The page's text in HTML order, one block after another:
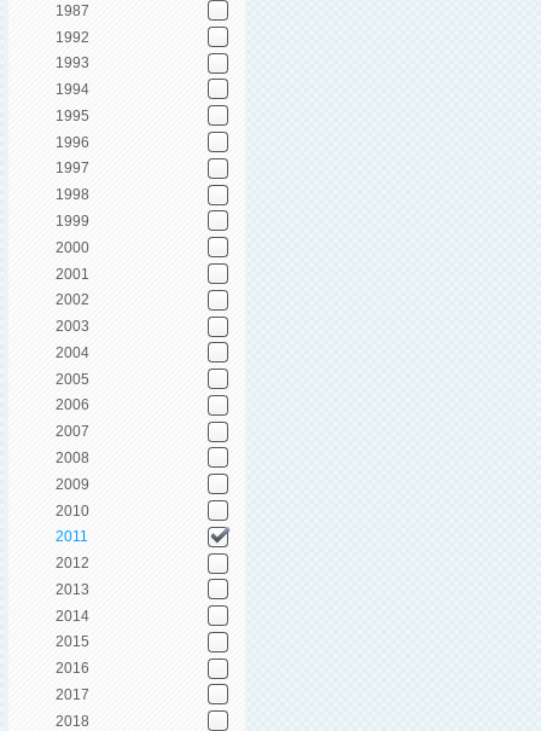
1987
1992
1993
1994
1995
1996
1997
1998
1999
2000
2001
2002
2003
2004
2005
2006
2007
2008
2009
2010
2011
2012
2013
2014
2015
2016
2017
2018